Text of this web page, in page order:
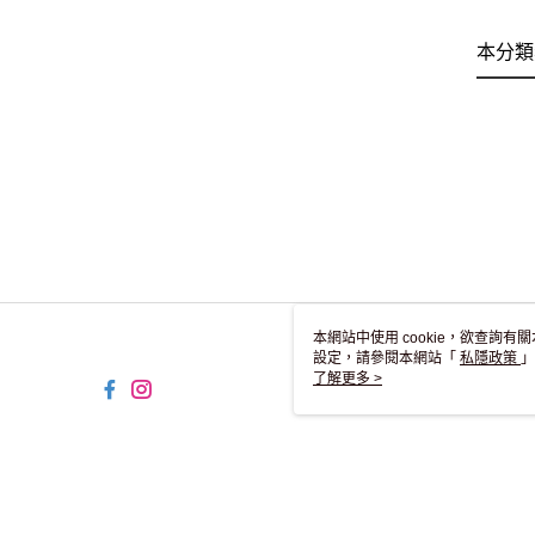
本分
本網站中使用 cookie，欲查詢有
設定，請參閱本網站「 私隱政策
用 cookie。
了解更多 >